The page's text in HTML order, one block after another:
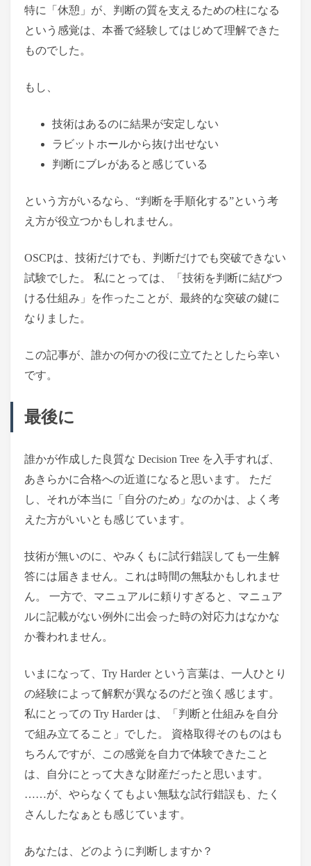
特に「休憩」が、判断の質を支えるための柱になる
という感覚は、本番で経験してはじめて理解できた
ものでした。
もし、
技術はあるのに結果が安定しない
ラビットホールから抜け出せない
判断にブレがあると感じている
という方がいるなら、“判断を手順化する”という考
え方が役立つかもしれません。
OSCPは、技術だけでも、判断だけでも突破できない
試験でした。 私にとっては、「技術を判断に結びつ
ける仕組み」を作ったことが、最終的な突破の鍵に
なりました。
この記事が、誰かの何かの役に立てたとしたら幸い
です。
最後に
誰かが作成した良質な Decision Tree を入手すれば、
あきらかに合格への近道になると思います。 ただ
し、それが本当に「自分のため」なのかは、よく考
えた方がいいとも感じています。
技術が無いのに、やみくもに試行錯誤しても一生解
答には届きません。これは時間の無駄かもしれませ
ん。 一方で、マニュアルに頼りすぎると、マニュア
ルに記載がない例外に出会った時の対応力はなかな
か養われません。
いまになって、Try Harder という言葉は、一人ひとり
の経験によって解釈が異なるのだと強く感じます。
私にとっての Try Harder は、「判断と仕組みを自分
で組み立てること」でした。 資格取得そのものはも
ちろんですが、この感覚を自力で体験できたこと
は、自分にとって大きな財産だったと思います。
……が、やらなくてもよい無駄な試行錯誤も、たく
さんしたなぁとも感じています。
あなたは、どのように判断しますか？